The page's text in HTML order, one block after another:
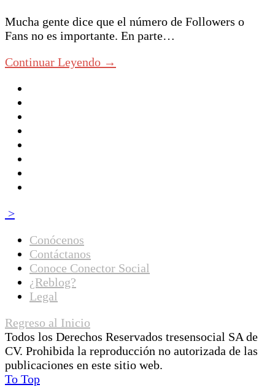
Mucha gente dice que el número de Followers o
Fans no es importante. En parte…
Continuar Leyendo →
>
Conócenos
Contáctanos
Conoce Conector Social
¿Reblog?
Legal
Regreso al Inicio
Todos los Derechos Reservados tresensocial SA de
CV. Prohibida la reproducción no autorizada de las
publicaciones en este sitio web.
To Top